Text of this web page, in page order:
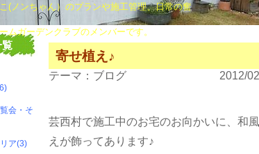
(ノンちゃん）のプランや施工管理、日常の奮
ムガーデンクラブのメンバーです。
寄せ植え♪
テーマ： ブログ 2012/
芸西村で施工中のお宅のお向かいに、和
えが飾ってあります♪
会・そ
ア(3)